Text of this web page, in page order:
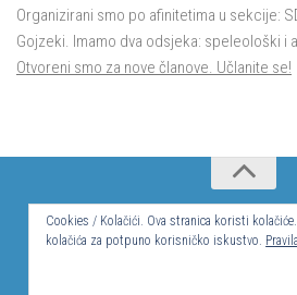
Organizirani smo po afinitetima u sekcije:
Gojzeki. Imamo dva odsjeka: speleološki i
Otvoreni smo za nove članove. Učlanite se!
© Hrvatsko planinarsko društvo
Cookies / Kolačići. Ova stranica koristi
kolačića za potpuno korisničko iskustvo.